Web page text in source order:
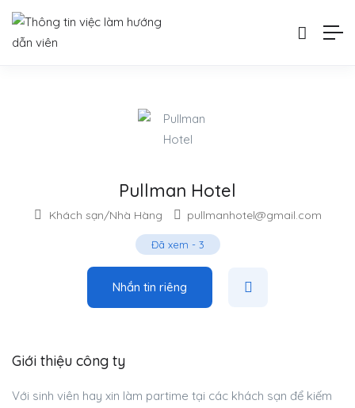
Pullman Hotel
Khách sạn/Nhà Hàng pullmanhotel@gmail.com
Đã xem - 3
Nhắn tin riêng
Giới thiệu công ty
Với sinh viên hay xin làm partime tại các khách sạn để kiếm